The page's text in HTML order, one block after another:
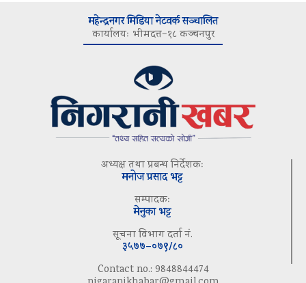
महेन्द्रनगर मिडिया नेटवर्क सञ्चालित
कार्यालयः भीमदत्त–१८ कञ्चनपुर
अध्यक्ष तथा प्रबन्ध निर्देशकः
मनोज प्रसाद भट्ट
सम्पादकः
मेनुका भट्ट
सूचना विभाग दर्ता नं.
३५७७–०७९/८०
Contact no.: 9848844474